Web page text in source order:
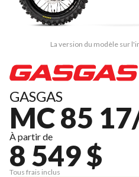
La version du modèle sur
GASGAS
MC 85
À partir de
8 549 $
Tous frais inclus